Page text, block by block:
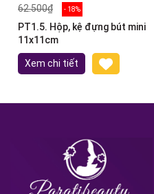
62.500₫
- 18%
PT1.5. Hộp, kệ đựng bút mini
11x11cm
Xem chi tiết